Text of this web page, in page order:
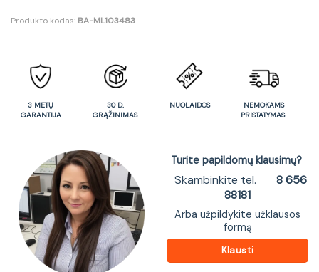
Produkto kodas: BA-ML103483
3 METŲ
GARANTIJA
30 D.
GRĄŽINIMAS
NUOLAIDOS
NEMOKAMS
PRISTATYMAS
Turite papildomų klausimų?
Skambinkite tel.
8 656
88181
Arba užpildykite užklausos
formą
Klausti